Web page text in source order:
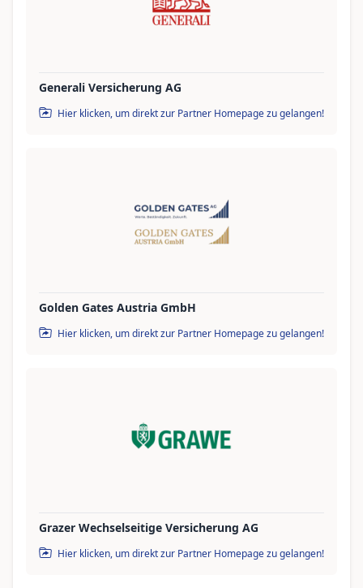
Generali Versicherung AG
Hier klicken, um direkt zur Partner Homepage zu gelangen!
Golden Gates Austria GmbH
Hier klicken, um direkt zur Partner Homepage zu gelangen!
Grazer Wechselseitige Versicherung AG
Hier klicken, um direkt zur Partner Homepage zu gelangen!